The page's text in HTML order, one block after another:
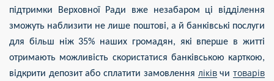
підтримки Верховної Ради вже незабаром ці відділення
зможуть наблизити не лише поштові, а й банківські послуги
для більш ніж 35% наших громадян, які вперше в житті
отримають можливість скористатися банківською карткою,
відкрити депозит або сплатити замовлення ліківчитоварів